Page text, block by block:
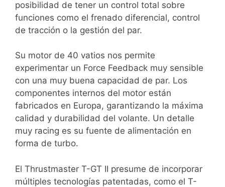
posibilidad de tener un control total sobre
funciones como el frenado diferencial, control
de tracción o la gestión del par.
Su motor de 40 vatios nos permite
experimentar un Force Feedback muy sensible
con una muy buena capacidad de par. Los
componentes internos del motor están
fabricados en Europa, garantizando la máxima
calidad y durabilidad del volante. Un detalle
muy racing es su fuente de alimentación en
forma de turbo.
El Thrustmaster T-GT II presume de incorporar
múltiples tecnologías patentadas, como el T-